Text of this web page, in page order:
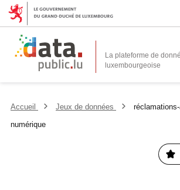
La plateforme de
Accueil Jeux de données
numérique